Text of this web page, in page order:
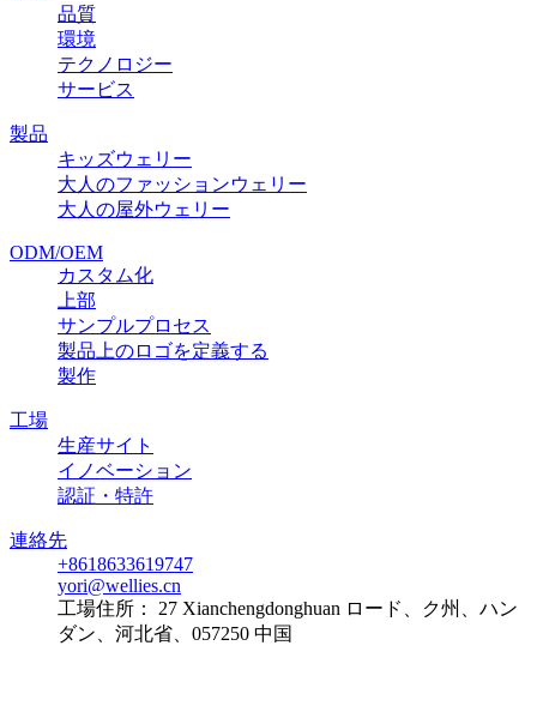
品質
環境
テクノロジー
サービス
製品
キッズウェリー
大人のファッションウェリー
大人の屋外ウェリー
ODM/OEM
カスタム化
上部
サンプルプロセス
製品上のロゴを定義する
製作
工場
生産サイト
イノベーション
認証・特許
連絡先
+8618633619747
yori@wellies.cn
工場住所：
27 Xianchengdonghuan ロード、ク州、ハン
ダン、河北省、057250 中国